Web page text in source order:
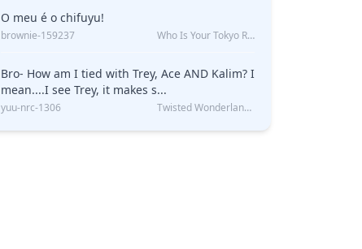
O meu é o chifuyu!
brownie-159237 Who Is Your Tokyo Revengers Boyfriend?
Bro- How am I tied with Trey, Ace AND Kalim? I
mean....I see Trey, it makes s...
yuu-nrc-1306 Twisted Wonderland Kin Quiz